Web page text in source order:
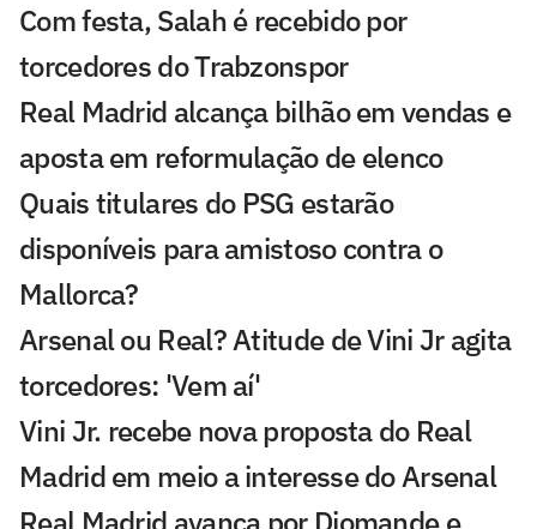
Com festa, Salah é recebido por
torcedores do Trabzonspor
Real Madrid alcança bilhão em vendas e
aposta em reformulação de elenco
Quais titulares do PSG estarão
disponíveis para amistoso contra o
Mallorca?
Arsenal ou Real? Atitude de Vini Jr agita
torcedores: 'Vem aí'
Vini Jr. recebe nova proposta do Real
Madrid em meio a interesse do Arsenal